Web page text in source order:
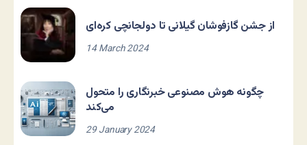
از جشن گازفوشان گیلانی تا دولجانچی کره‌ای
14 March 2024
چگونه هوش مصنوعی خبرنگاری را متحول
می‌کند
29 January 2024